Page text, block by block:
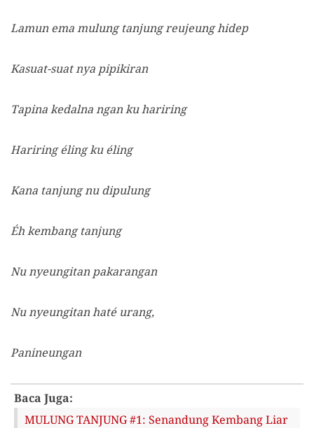
Lamun ema mulung tanjung reujeung hidep
Kasuat-suat nya pipikiran
Tapina kedalna ngan ku hariring
Hariring éling ku éling
Kana tanjung nu dipulung
Éh kembang tanjung
Nu nyeungitan pakarangan
Nu nyeungitan haté urang,
Panineungan
Baca Juga:
MULUNG TANJUNG #1: Senandung Kembang Liar